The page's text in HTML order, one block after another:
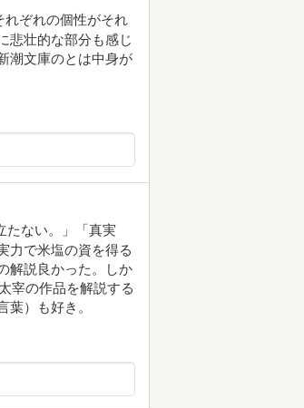
れぞれの個性がそれ
悲壮的な部分も感じ
潮文庫のとは中身が
たない。」「真実
力で米塩の資を得る
解説良かった。しか
宰の作品を解説する
）も好き。